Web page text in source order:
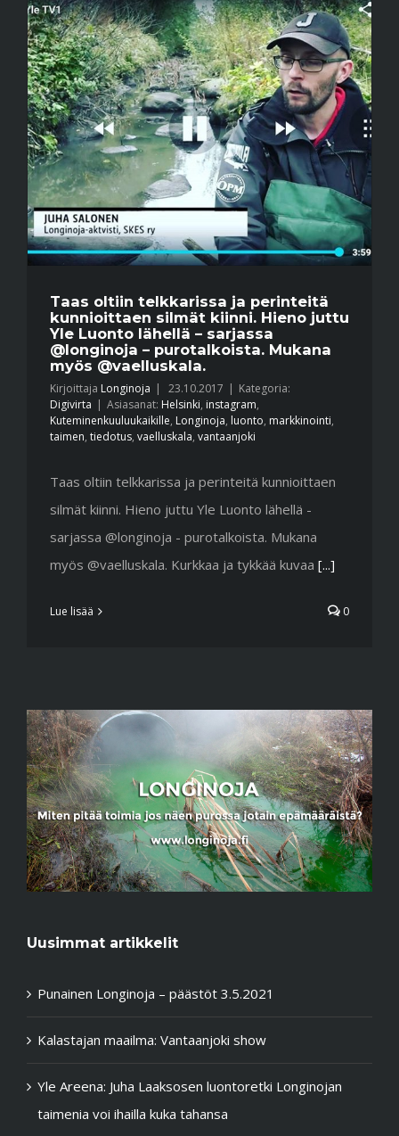
Taas oltiin telkkarissa ja perinteitä
kunnioittaen silmät kiinni. Hieno juttu
Yle Luonto lähellä – sarjassa
@longinoja – purotalkoista. Mukana
myös @vaelluskala.
Kirjoittaja Longinoja | 23.10.2017 | Kategoria:
Digivirta | Asiasanat: Helsinki, instagram,
Kuteminenkuuluukaikille, Longinoja, luonto, markkinointi,
taimen, tiedotus, vaelluskala, vantaanjoki
Taas oltiin telkkarissa ja perinteitä kunnioittaen
silmät kiinni. Hieno juttu Yle Luonto lähellä -
sarjassa @longinoja - purotalkoista. Mukana
myös @vaelluskala. Kurkkaa ja tykkää kuvaa [...]
Lue lisää 0
Uusimmat artikkelit
Punainen Longinoja – päästöt 3.5.2021
Kalastajan maailma: Vantaanjoki show
Yle Areena: Juha Laaksosen luontoretki Longinojan
taimenia voi ihailla kuka tahansa